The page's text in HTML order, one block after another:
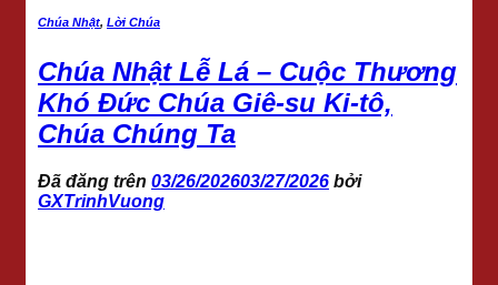
Chúa Nhật, Lời Chúa
Chúa Nhật Lễ Lá – Cuộc Thương
Khó Đức Chúa Giê-su Ki-tô,
Chúa Chúng Ta
Đã đăng trên 03/26/202603/27/2026 bởi
GXTrinhVuong